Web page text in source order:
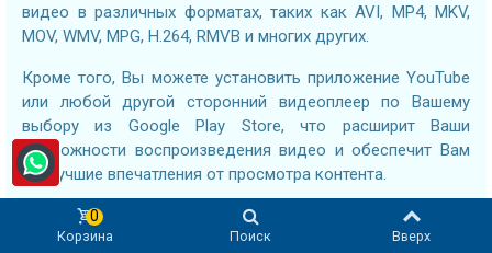
видео в различных форматах, таких как AVI, MP4, MKV,
MOV, WMV, MPG, H.264, RMVB и многих других.
Кроме того, Вы можете установить приложение YouTube
или любой другой сторонний видеоплеер по Вашему
выбору из Google Play Store, что расширит Ваши
возможности воспроизведения видео и обеспечит Вам
наилучшие впечатления от просмотра контента.
Корзина
0
Поиск Вверх